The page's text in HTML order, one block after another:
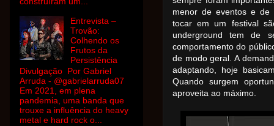
menor de eventos e de
tocar em um festival
underground tem de
comportamento do
de modo geral. A
adaptando, hoje
Quando surgem
aproveita ao máximo.
Entrevista –
Trovão:
Colhendo os
Frutos da
Persistência
Divulgação Por Gabriel
Arruda - @gabrielarruda07
Em 2021, em plena
pandemia, uma banda que
trouxe a influência do heavy
metal e hard rock o...